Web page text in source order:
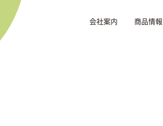
会社案内 商品情報